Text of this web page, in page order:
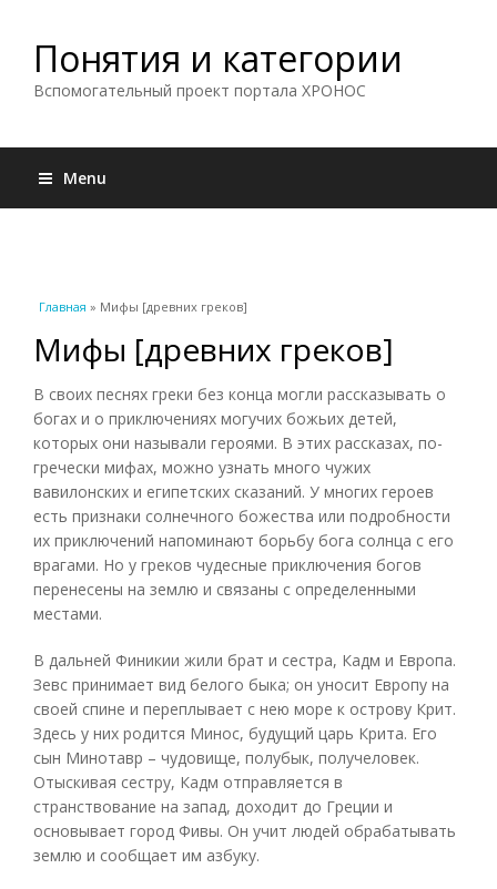
Понятия и категории
Вспомогательный проект портала ХРОНОС
Menu
Вы здесь
Главная » Мифы [древних греков]
Мифы [древних греков]
В своих песнях греки без конца могли рассказывать о
богах и о приключениях могучих божьих детей,
которых они называли героями. В этих рассказах, по-
гречески мифах, можно узнать много чужих
вавилонских и египетских сказаний. У многих героев
есть признаки солнечного божества или подробности
их приключений напоминают борьбу бога солнца с его
врагами. Но у греков чудесные приключения богов
перенесены на землю и связаны с определенными
местами.
В дальней Финикии жили брат и сестра, Кадм и Европа.
Зевс принимает вид белого быка; он уносит Европу на
своей спине и переплывает с нею море к острову Крит.
Здесь у них родится Минос, будущий царь Крита. Его
сын Минотавр – чудовище, полубык, получеловек.
Отыскивая сестру, Кадм отправляется в
странствование на запад, доходит до Греции и
основывает город Фивы. Он учит людей обрабатывать
землю и сообщает им азбуку.